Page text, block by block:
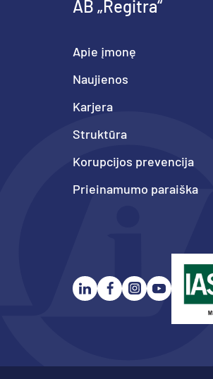
AB „Regitra“
Apie įmonę
Naujienos
Karjera
Struktūra
Korupcijos prevencija
Prieinamumo paraiška